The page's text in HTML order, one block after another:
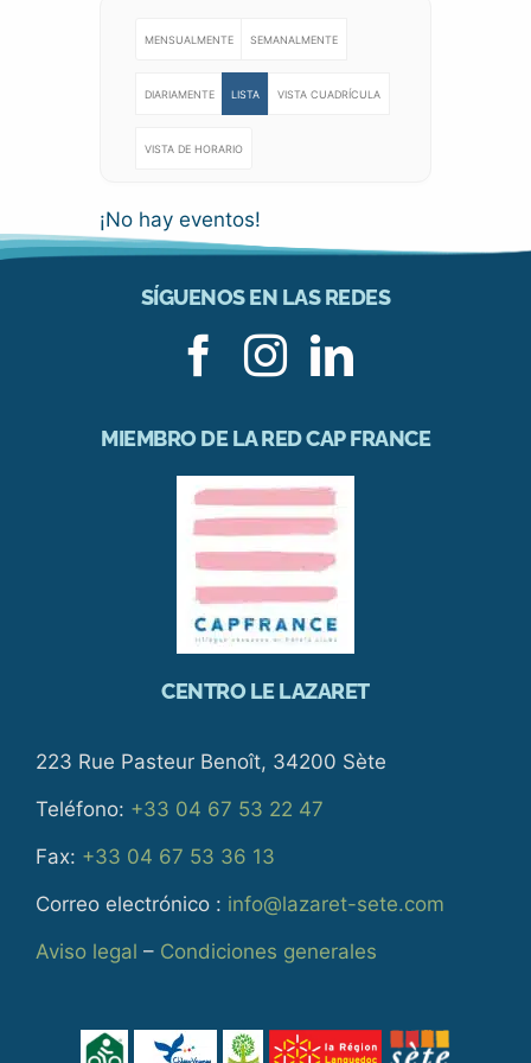
MENSUALMENTE SEMANALMENTE
DIARIAMENTE LISTA VISTA CUADRÍCULA
VISTA DE HORARIO
¡No hay eventos!
SÍGUENOS EN LAS REDES
MIEMBRO DE LA RED CAP FRANCE
CENTRO LE LAZARET
223 Rue Pasteur Benoît, 34200 Sète
Teléfono: +33 04 67 53 22 47
Fax: +33 04 67 53 36 13
Correo electrónico : info@lazaret-sete.com
Aviso legal – Condiciones generales